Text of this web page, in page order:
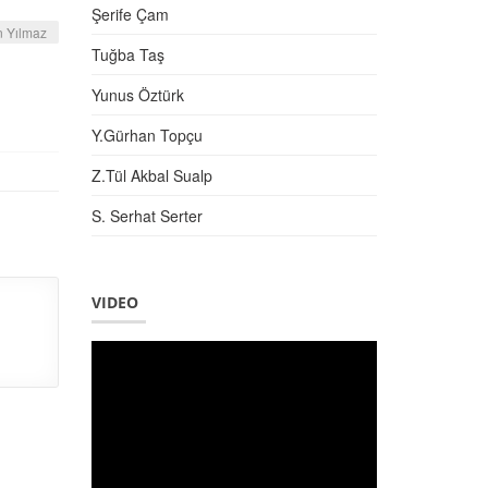
Yılmaz
Şerife Çam
Tuğba Taş
Yunus Öztürk
Y.Gürhan Topçu
Z.Tül Akbal Sualp
S. Serhat Serter
VIDEO